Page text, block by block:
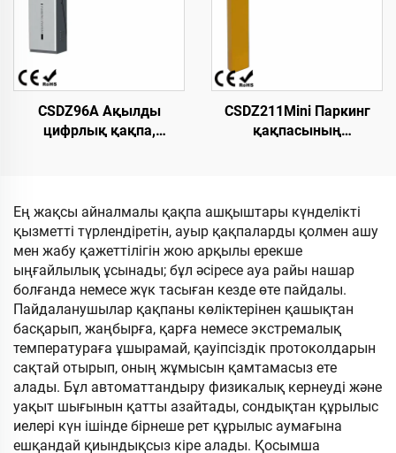
CSDZ96A Ақылды
цифрлық қақпа,
операциялары үшін
CSDZ211Mini Паркинг
қақпасының
жылдамдығы мен
жоғары тұрақтылығы
бар. Шектеулі паркинг
аумағында орнатуға
арналған
Ең жақсы айналмалы қақпа ашқыштары күнделікті
қызметті түрлендіретін, ауыр қақпаларды қолмен ашу
мен жабу қажеттілігін жою арқылы ерекше
ыңғайлылық ұсынады; бұл әсіресе ауа райы нашар
болғанда немесе жүк тасыған кезде өте пайдалы.
Пайдаланушылар қақпаны көліктерінен қашықтан
басқарып, жаңбырға, қарға немесе экстремалық
температураға ұшырамай, қауіпсіздік протоколдарын
сақтай отырып, оның жұмысын қамтамасыз ете
алады. Бұл автоматтандыру физикалық кернеуді және
уақыт шығынын қатты азайтады, сондықтан құрылыс
иелері күн ішінде бірнеше рет құрылыс аумағына
ешқандай қиындықсыз кіре алады. Қосымша